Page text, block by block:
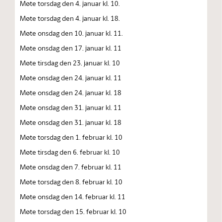
Møte torsdag den 4. januar kl. 10.
Møte torsdag den 4. januar kl. 18.
Møte onsdag den 10. januar kl. 11.
Møte onsdag den 17. januar kl. 11
Møte tirsdag den 23. januar kl. 10
Møte onsdag den 24. januar kl. 11
Møte onsdag den 24. januar kl. 18
Møte onsdag den 31. januar kl. 11
Møte onsdag den 31. januar kl. 18
Møte torsdag den 1. februar kl. 10
Møte tirsdag den 6. februar kl. 10
Møte onsdag den 7. februar kl. 11
Møte torsdag den 8. februar kl. 10
Møte onsdag den 14. februar kl. 11
Møte torsdag den 15. februar kl. 10